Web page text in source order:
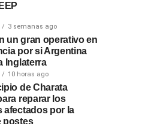
3 semanas ago
un gran operativo en
por si Argentina
Inglaterra
10 horas ago
de Charata
reparar los
afectados por la
postes